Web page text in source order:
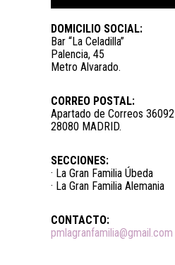
DOMICILIO SOCIAL:
Bar “La Celadilla”
Palencia, 45
Metro Alvarado.
CORREO POSTAL:
Apartado de Correos 36092
28080 MADRID.
SECCIONES:
· La Gran Familia Úbeda
· La Gran Familia Alemania
CONTACTO:
pmlagranfamilia@gmail.com